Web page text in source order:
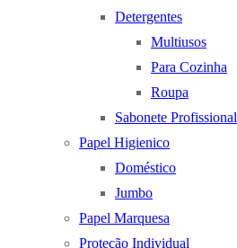
Detergentes
Multiusos
Para Cozinha
Roupa
Sabonete Profissional
Papel Higienico
Doméstico
Jumbo
Papel Marquesa
Proteção Individual